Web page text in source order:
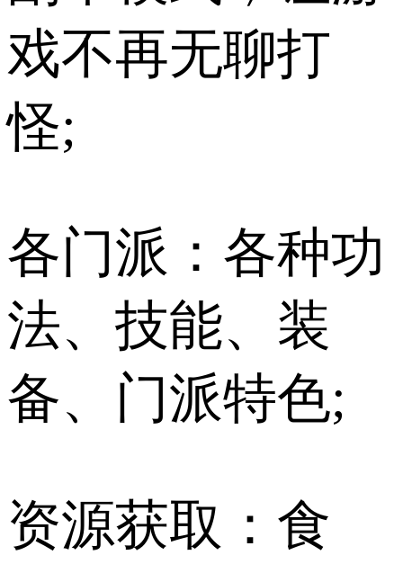
戏不再无聊打
怪;
各门派：各种功
法、技能、装
备、门派特色;
资源获取：食